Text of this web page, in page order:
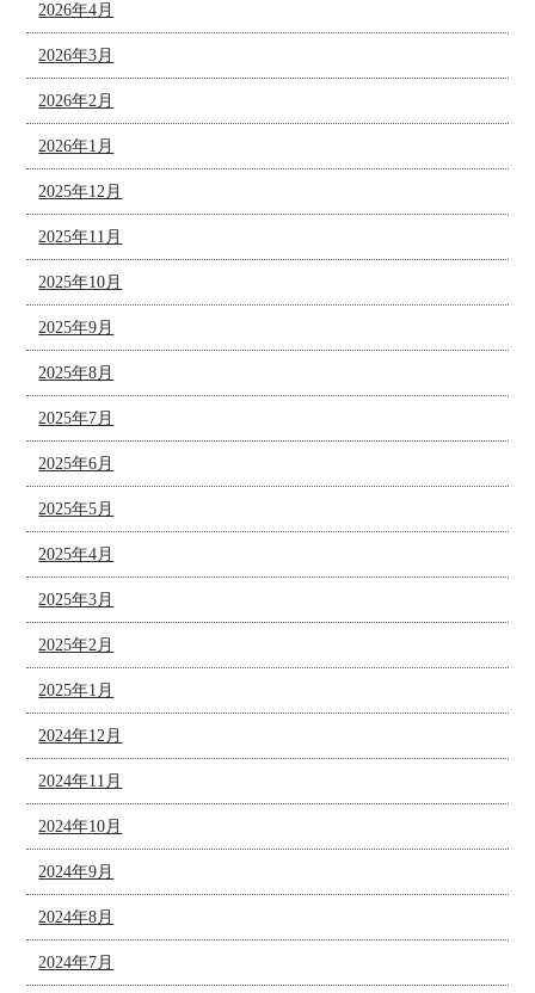
2026年4月
2026年3月
2026年2月
2026年1月
2025年12月
2025年11月
2025年10月
2025年9月
2025年8月
2025年7月
2025年6月
2025年5月
2025年4月
2025年3月
2025年2月
2025年1月
2024年12月
2024年11月
2024年10月
2024年9月
2024年8月
2024年7月